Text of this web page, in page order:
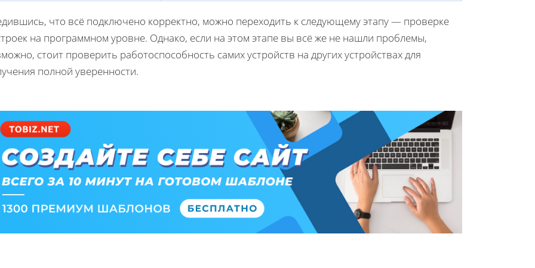
что всё подключено корректно, можно переходить к следующему этапу — проверке
на программном уровне. Однако, если на этом этапе вы всё же не нашли проблемы,
стоит проверить работоспособность самих устройств на других устройствах для
полной уверенности.